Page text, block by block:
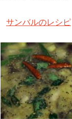
サンバルのレシピ